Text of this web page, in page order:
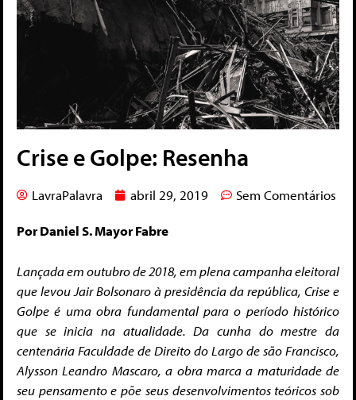
Crise e Golpe: Resenha
LavraPalavra abril 29, 2019 Sem Comentários
Por Daniel S. Mayor Fabre
Lançada em outubro de 2018, em plena campanha eleitoral
que levou Jair Bolsonaro à presidência da república, Crise e
Golpe é uma obra fundamental para o período histórico
que se inicia na atualidade. Da cunha do mestre da
centenária Faculdade de Direito do Largo de são Francisco,
Alysson Leandro Mascaro, a obra marca a maturidade de
seu pensamento e põe seus desenvolvimentos teóricos sob